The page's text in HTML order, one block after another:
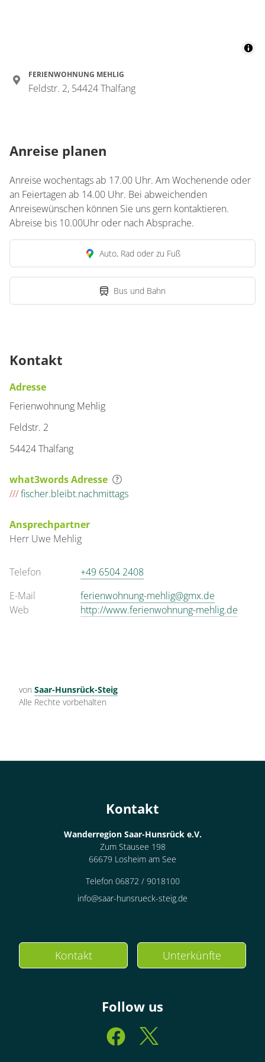
FERIENWOHNUNG MEHLIG
Feldstr. 2, 54424 Thalfang
Anreise planen
Anreise wochentags ab 17.00 Uhr. Am Wochenende oder
an Feiertagen ab 14.00 Uhr. Bei abweichenden
Anreisewünschen können Sie uns gern kontaktieren.
Abreise bis 10.00Uhr oder nach Absprache.
Auto, Rad oder zu Fuß
Bus und Bahn
Kontakt
Adresse
Ferienwohnung Mehlig
Feldstr. 2
54424 Thalfang
what3words Adresse
///fischer.bleibt.nachmittags
Ansprechpartner
Herr Uwe Mehlig
Telefon
+49 6504 2408
E-Mail
ferienwohnung-mehlig@gmx.de
Web
http://www.ferienwohnung-mehlig.de
von Saar-Hunsrück-Steig
Alle Rechte vorbehalten
Kontakt
Wanderregion Saar-Hunsrück e.V.
Zum Stausee 198
66679 Losheim am See
Telefon 06872 / 9018100
info@saar-hunsrueck-steig.de
Kontakt Unterkünfte
Follow us